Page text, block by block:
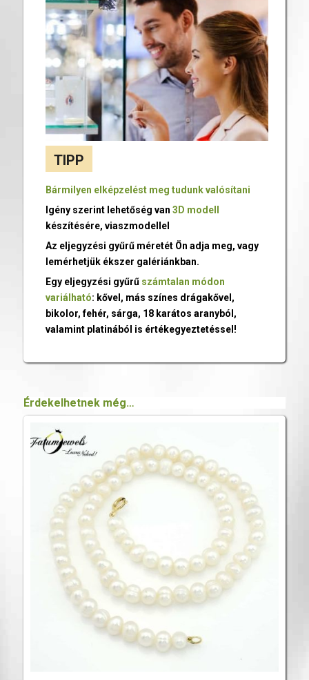
TIPP
Bármilyen elképzelést meg tudunk valósítani
Igény szerint lehetőség van 3D modell
készítésére, viaszmodellel
Az eljegyzési gyűrű méretét Ön adja meg, vagy
lemérhetjük ékszer galériánkban.
Egy eljegyzési gyűrű számtalan módon
variálható: kővel, más színes drágakővel,
bikolor, fehér, sárga, 18 karátos aranyból,
valamint platinából is értékegyeztetéssel!
Érdekelhetnek még…